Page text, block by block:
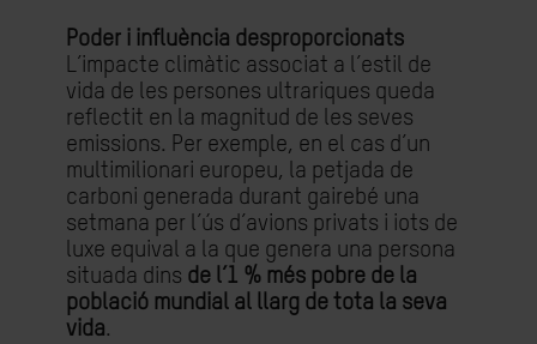
Poder i influència desproporcionats
L’impacte climàtic associat a l’estil de
vida de les persones ultrariques queda
reflectit en la magnitud de les seves
emissions. Per exemple, en el cas d’un
multimilionari europeu, la petjada de
carboni generada durant gairebé una
setmana per l’ús d’avions privats i iots de
luxe equival a la que genera una persona
situada dins de l’1 % més pobre de la
població mundial al llarg de tota la seva
vida.